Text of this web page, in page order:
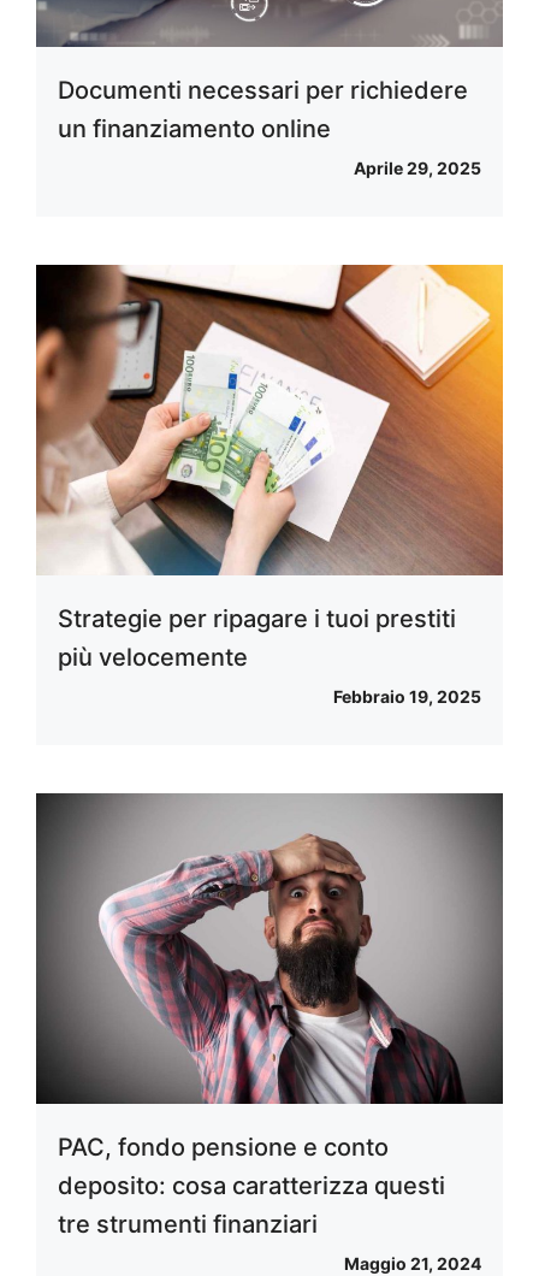
Documenti necessari per richiedere
un finanziamento online
Aprile 29, 2025
Strategie per ripagare i tuoi prestiti
più velocemente
Febbraio 19, 2025
PAC, fondo pensione e conto
deposito: cosa caratterizza questi
tre strumenti finanziari
Maggio 21, 2024